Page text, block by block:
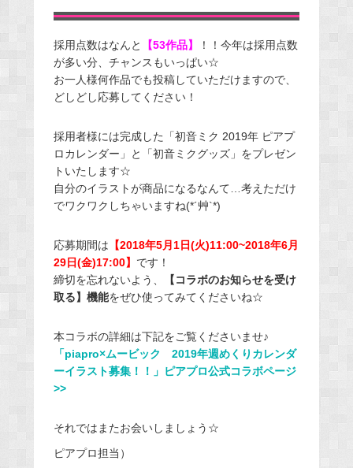
採用点数はなんと 【53作品】
！！今年は採用点数
が多い分、チャンスもいっぱい☆
お一人様何作品でも投稿していただけますので、
どしどし応募してください！
採用者様には完成した「初音ミク 2019年 ピアプ
ロカレンダー」と「初音ミクグッズ」をプレゼン
トいたします☆
自分のイラストが商品になるなんて…考えただけ
でワクワクしちゃいますね(*´艸`*)
応募期間は 【2018年5月1日(火)11:00~2018年6月
29日(金)17:00】 です！
締切を忘れないよう、
【コラボのお知らせを受け
取る】機能をぜひ使ってみてくださいね☆
本コラボの詳細は下記をご覧くださいませ♪
「piapro×ムービック 2019年週めくりカレンダ
ーイラスト募集！！」ピアプロ公式コラボページ
>>
それではまたお会いしましょう☆
ピアプロ担当）